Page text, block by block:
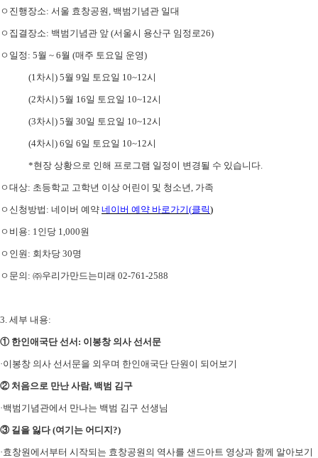
ㅇ진행장소: 서울 효창공원 백범기념관 일대
ㅇ집결장소: 백범기념관 앞 (서울시 용산구 임정로26)
ㅇ일정 : 5월 ~ 6월 (매주 토요일 운영)
(1 차시) 5월 9일 토요일 10~12시
(2차시) 5월 16일 토요일 10~12시
(3차시) 5월 30일 토요일 10~12시
(4차시) 6일 6일 토요일 10~12시
*현장 상황으로 인해 프로그램 일정이 변경될 수 있습니다
ㅇ대상: 초등학교 고학년 이상 어린이 및 청소년 가족
ㅇ신청방법 : 네이버 예약 네이버 예약 바로가기(클릭)
ㅇ비용: 1 인당 1,000원
ㅇ인원 : 회차당 30명
ㅇ문의 : ㈜우리가만드는미래 02-761-2588
3. 세부 내용:
① 한인애국단 선서: 이봉창 의사 선서문
·이봉창 의사 선서문을 외우며 한인애국단 단원이 되어보기
② 처음으로 만난 사람, 백범 김구
·백범기념관에서 만나는 백범 김구 선생님
③ 길을 잃다(여기는 어디지?)
·효창원에서부터 시작되는 효창공원의 역사를 샌드아트 영상과 함께 알아보기